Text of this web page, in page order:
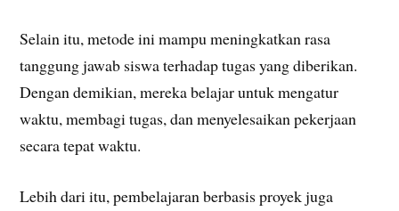
Selain itu, metode ini mampu meningkatkan rasa
tanggung jawab siswa terhadap tugas yang diberikan.
Dengan demikian, mereka belajar untuk mengatur
waktu, membagi tugas, dan menyelesaikan pekerjaan
secara tepat waktu.
Lebih dari itu, pembelajaran berbasis proyek juga